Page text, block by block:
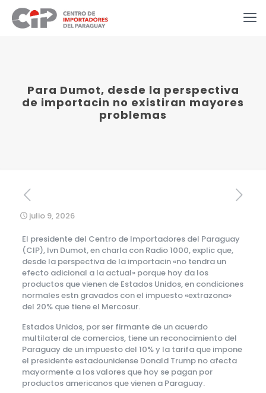
Para Dumot, desde la perspectiva
de importacin no existiran mayores
problemas
julio 9, 2026
El presidente del Centro de Importadores del Paraguay
(CIP), Ivn Dumot, en charla con Radio 1000, explic que,
desde la perspectiva de la importacin «no tendra un
efecto adicional a la actual» porque hoy da los
productos que vienen de Estados Unidos, en condiciones
normales estn gravados con el impuesto «extrazona»
del 20% que tiene el Mercosur.
Estados Unidos, por ser firmante de un acuerdo
multilateral de comercios, tiene un reconocimiento del
Paraguay de un impuesto del 10% y la tarifa que impone
el presidente estadounidense Donald Trump no afecta
mayormente a los valores que hoy se pagan por
productos americanos que vienen a Paraguay.